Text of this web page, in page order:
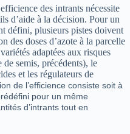
des intrants nécessite
d’aide à la décision. Pour un
défini, plusieurs pistes doivent
des doses d’azote à la parcelle
adaptées aux risques
semis, précédents), le
et les régulateurs de
de l’efficience consiste soit à
pour un même
d’intrants tout en